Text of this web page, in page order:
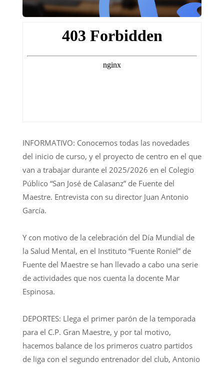
INFORMATIVO: Conocemos todas las novedades
del inicio de curso, y el proyecto de centro en el que
van a trabajar durante el 2025/2026 en el Colegio
Público “San José de Calasanz” de Fuente del
Maestre. Entrevista con su director Juan Antonio
García.
Y con motivo de la celebración del Día Mundial de
la Salud Mental, en el Instituto “Fuente Roniel” de
Fuente del Maestre se han llevado a cabo una serie
de actividades que nos cuenta la docente Mar
Espinosa.
DEPORTES: Llega el primer parón de la temporada
para el C.P. Gran Maestre, y por tal motivo,
hacemos balance de los primeros cuatro partidos
de liga con el segundo entrenador del club, Antonio